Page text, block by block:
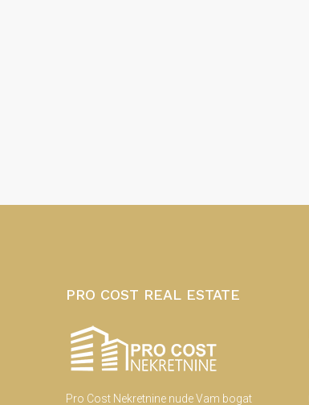
PRO COST REAL ESTATE
Pro Cost Nekretnine nude Vam bogat